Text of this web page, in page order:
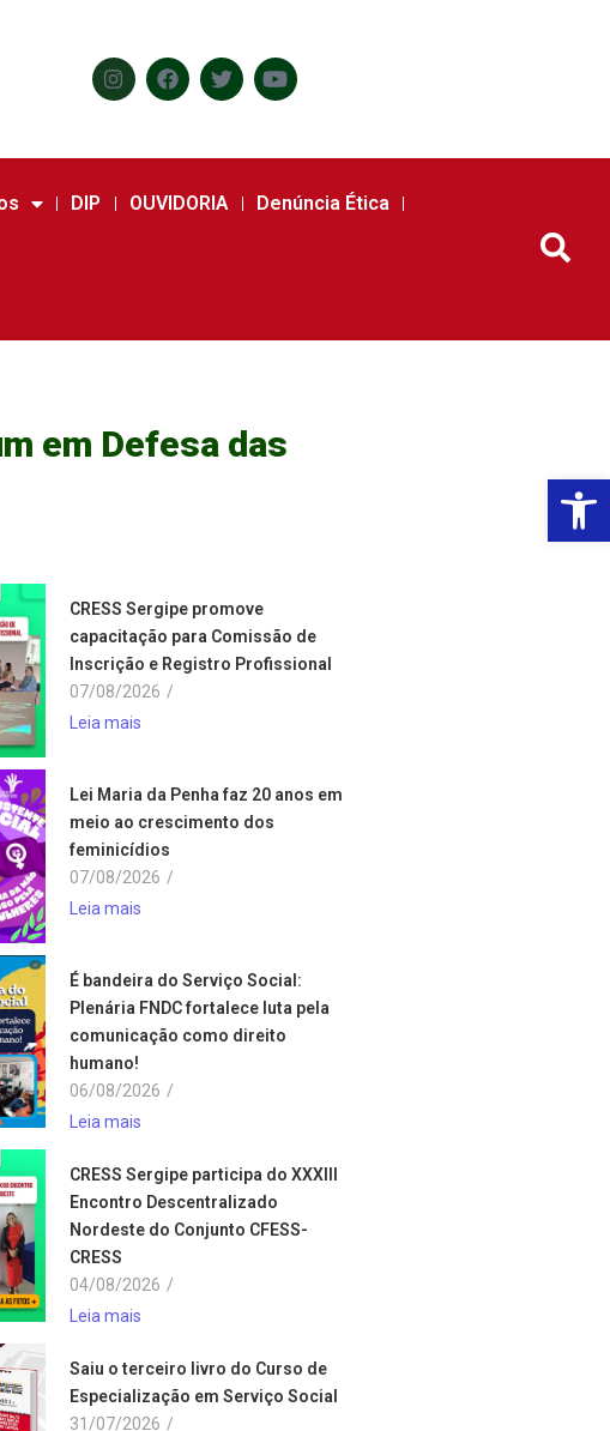
DIP OUVIDORIA Denúncia Ética
em Defesa das
CRESS Sergipe promove
capacitação para Comissão de
Inscrição e Registro Profissional
07/08/2026 /
Leia mais
Lei Maria da Penha faz 20 anos em
meio ao crescimento dos
feminicídios
07/08/2026 /
Leia mais
É bandeira do Serviço Social:
Plenária FNDC fortalece luta pela
comunicação como direito
humano!
06/08/2026 /
Leia mais
CRESS Sergipe participa do XXXIII
Encontro Descentralizado
Nordeste do Conjunto CFESS-
CRESS
04/08/2026 /
Leia mais
Saiu o terceiro livro do Curso de
Especialização em Serviço Social
31/07/2026 /